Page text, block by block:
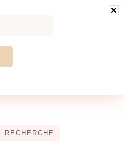
RECHERCHE